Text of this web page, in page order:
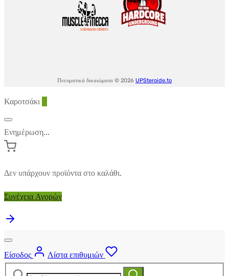
Πνευματικά δικαιώματα © 2026 UPSteroide.to
Καροτσάκι
Ενημέρωση...
Δεν υπάρχουν προϊόντα στο καλάθι.
Συνέχεια Αγορών
Είσοδος
Λίστα επιθυμιών
Αναζήτηση
Αναζήτηση